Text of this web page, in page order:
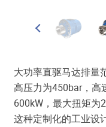
大功率直驱马达排量
高压力为450bar，高
600kW，最大扭矩为
这种定制化的工业设